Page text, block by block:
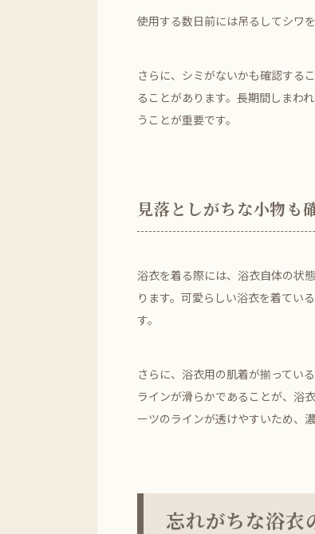
使用する数日前には吊るしてシワ
さらに、シミがないかも確認する
ることがあります。長期間しまわ
うことが重要です。
見落としがちな小物も
浴衣を着る際には、浴衣自体の状
ります。可愛らしい浴衣を着てい
す。
さらに、浴衣用の肌着が揃ってい
ラインが滑らかであることが、浴
ーツのラインが透けやすいため、
忘れがちな浴衣